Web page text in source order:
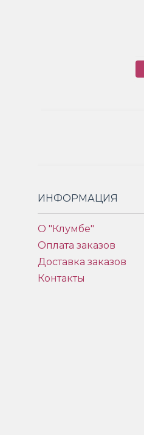
ИНФОРМАЦИЯ
О "Клумбе"
Оплата заказов
Доставка заказов
Контакты